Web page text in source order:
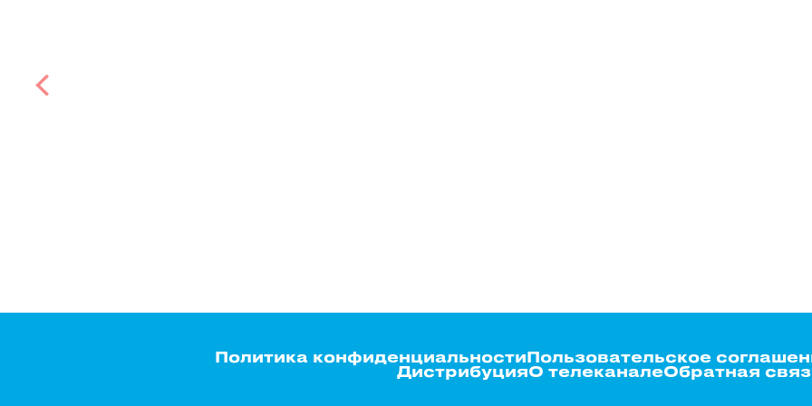
Политика конфиденциальностиПользовательское
ДистрибуцияО телеканалеОбратная